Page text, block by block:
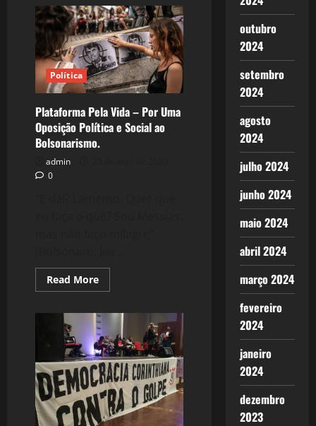
Ode
ao
MST
Política
Plataforma Pela Vida – Por Uma
Oposição Política e Social ao
Bolsonarismo.
admin
0
Read MoreRead
more
Pela
Vida
–
Por
Uma
Oposição
Política
e
Social
ao
Bolsonarismo.
outubro
2024
setembro
2024
agosto
2024
julho 2024
junho 2024
maio 2024
abril 2024
março 2024
fevereiro
2024
janeiro
2024
dezembro
2023